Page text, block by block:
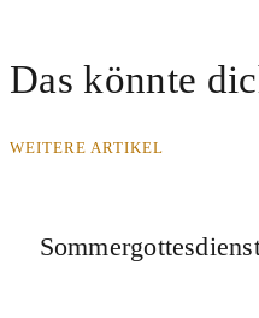
Das könnte
WEITERE ARTIKEL